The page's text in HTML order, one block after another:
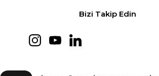
Bizi Takip Edin